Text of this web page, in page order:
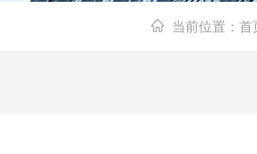
当前位置： 首